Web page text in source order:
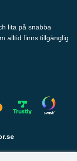
lita på snabba
alltid finns tillgänglig